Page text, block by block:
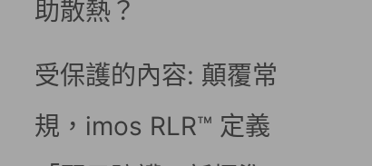
助散熱？
受保護的內容: 顛覆常
規，imos RLR™ 定義